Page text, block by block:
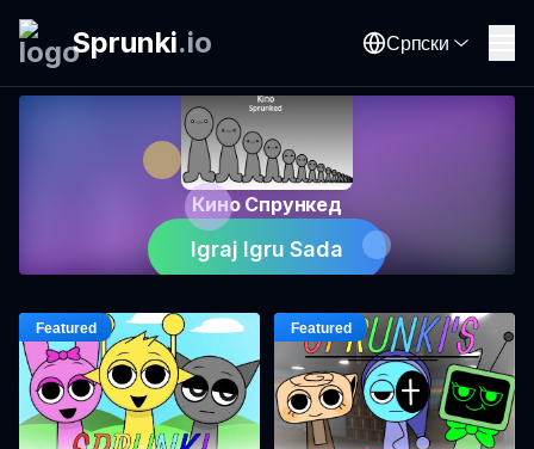
Sprunki.io Српски
Кино Спрункед
Igraj Igru Sada